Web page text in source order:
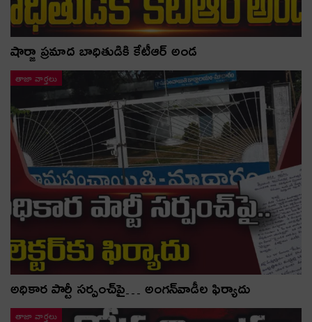
షార్జా ప్రమాద బాధితుడికి కేటీఆర్ అండ
తాజా వార్తలు
అధికార పార్టీ స‌ర్పంచ్‌పై… అంగ‌న్‌వాడీల ఫిర్యాదు
తాజా వార్తలు